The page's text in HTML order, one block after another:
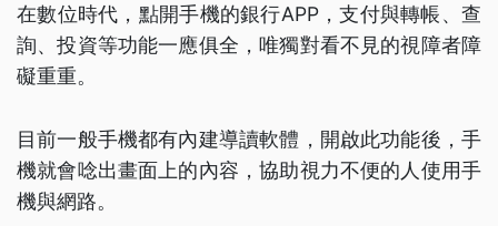
在數位時代，點開手機的銀行APP，支付與轉帳、查
詢、投資等功能一應俱全，唯獨對看不見的視障者障
礙重重。
目前一般手機都有內建導讀軟體，開啟此功能後，手
機就會唸出畫面上的內容，協助視力不便的人使用手
機與網路。